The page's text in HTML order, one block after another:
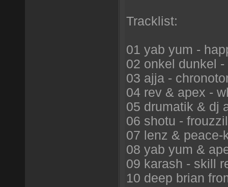
Tracklist:
01 yab yum -
02 onkel dunkel
03 ajja -
04 rev & apex -
05 drumatik & dj
06 shotu -
07 lenz & peace-
08 yab yum &
09 karash - skill
10 deep brian